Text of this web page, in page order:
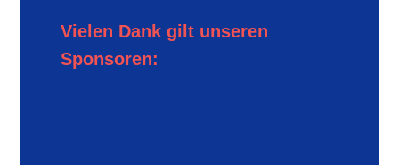
Vielen Dank gilt unseren
Sponsoren: